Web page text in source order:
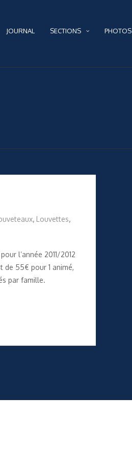
JOURNAL SECTIONS PHOTOS
, Louvettes,
l’année 2011/2012
de 55€ pour 1 animé,
par famille.